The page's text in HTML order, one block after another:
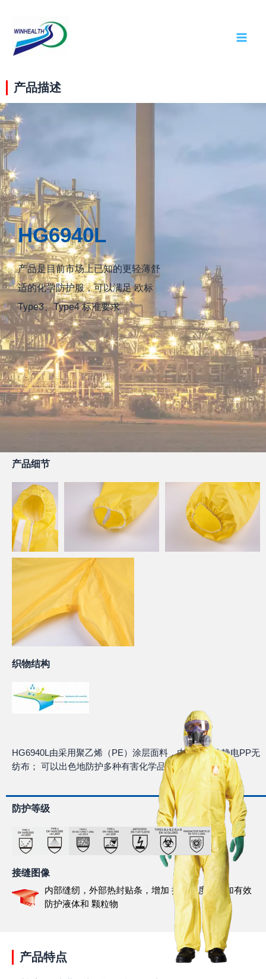
产品描述
HG6940L
产品是目前市场上已知的更轻薄舒
适的化学防护服，可以满足 欧标
Type3、Type4 标准要求
产品细节
织物结构
HG6940L由采用聚乙烯（PE）涂层面料，内层为强抗静电PP无
纺布； 可以出色地防护多种有害化学品
防护等级
接缝图像
内部缝纫，外部热封贴条，增加 接缝强度，更加有效
防护液体和 颗粒物
产品特点